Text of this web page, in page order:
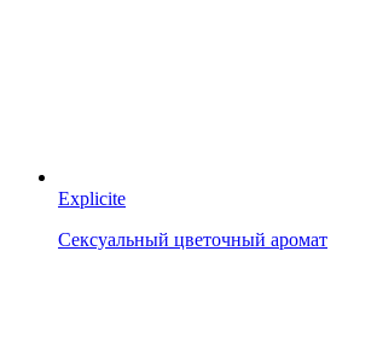
Explicite
Сексуальный цветочный аромат